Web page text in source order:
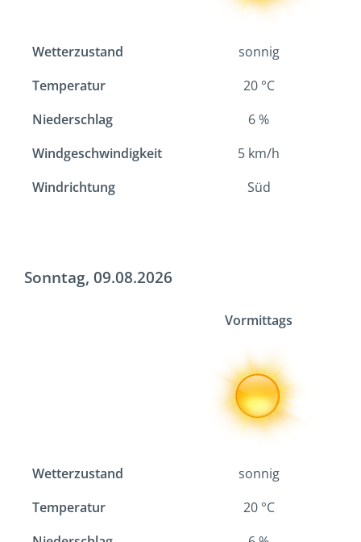
Wetterzustand
sonnig
Temperatur
20 °C
Niederschlag
6%
Windgeschwindigkeit
5 km/h
Windrichtung
Süd
Sonntag, 09.08.2026
Vormittags
Wetterzustand
sonnig
Temperatur
20 °C